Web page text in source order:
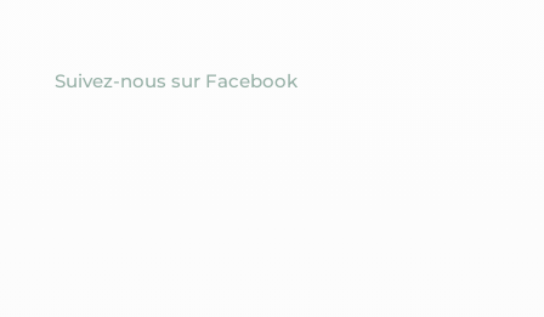
Suivez-nous sur Facebook